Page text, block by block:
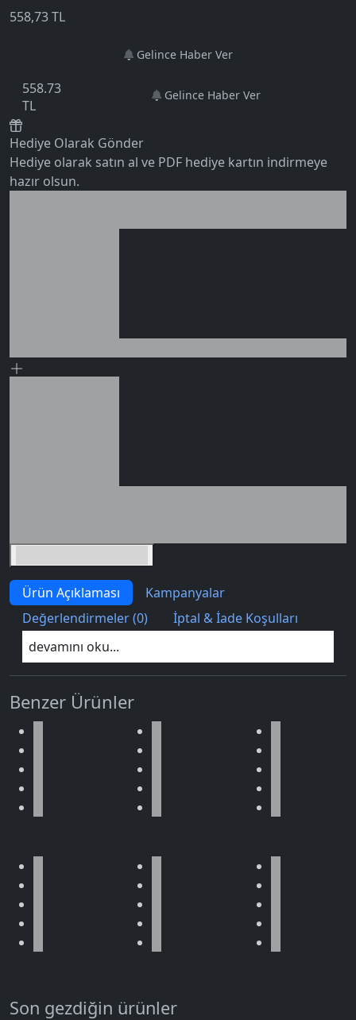
0 değerlendirme
558,73TL
Gelince Haber Ver
558.73
TL
Gelince Haber Ver
Hediye Olarak Gönder
Hediye olarak satın al ve PDF hediye kartın indirmeye
hazır olsun.
Ürün Açıklaması
Kampanyalar
Değerlendirmeler (0)
İptal & İade Koşulları
devamını oku...
Benzer Ürünler
Son gezdiğin ürünler